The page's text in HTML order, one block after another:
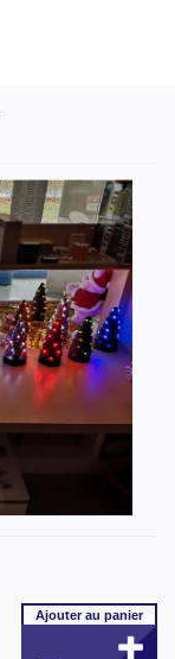
Ajouterau panier